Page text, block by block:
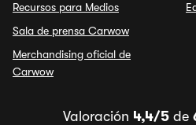
Recursos para Medios
Sala de prensa Carwow
Merchandising oficial de
Carwow
Valoración 4,4/5de